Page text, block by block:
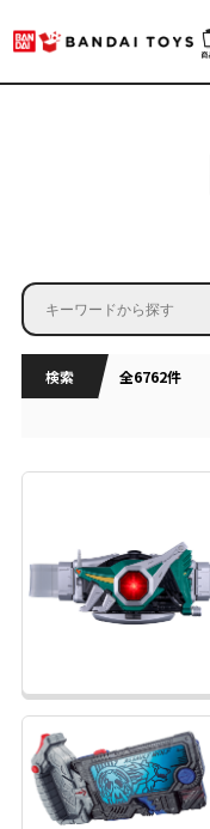
検索 全6762件